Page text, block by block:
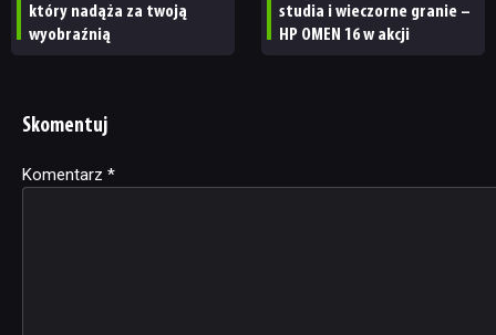
który nadąża za twoją
wyobraźnią
studia i wieczorne granie –
HP OMEN 16 w akcji
Skomentuj
Komentarz *
Alternative: